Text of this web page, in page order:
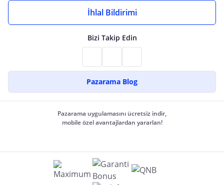
İhlal Bildirimi
Bizi Takip Edin
Pazarama Blog
Pazarama uygulamasını ücretsiz indir,
mobile özel avantajlardan yararlan!